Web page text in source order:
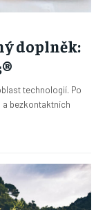
doplněk:
technologií. Po
bezkontaktních